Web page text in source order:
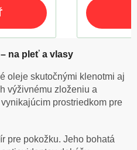
na pleť a vlasy
oleje skutočnými klenotmi aj
výživnému zloženiu a
prostriedkom pre
pre pokožku. Jeho bohatá